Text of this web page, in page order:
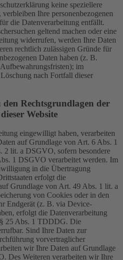
keine speziellere
Ihre personenbezogenen
die Datenverarbeitung entfällt.
geltend machen oder eine
widerrufen, werden Ihre Daten
rechtlich zulässigen Gründe für
Daten haben (z. B.
im
nach Fortfall dieser
den Rechtsgrundlagen der
Website
eingewilligt haben, verarbeiten
auf Grundlage von Art. 6 Abs. 1
lit. a DSGVO, sofern besondere
1 DSGVO verarbeitet werden. Im
in die Übertragung
erfolgt die
Grundlage von Art. 49 Abs. 1 lit. a
von Cookies oder in den
Endgerät (z. B. via Device-
erfolgt die Datenverarbeitung
25 Abs. 1 TDDDG. Die
Sind Ihre Daten zur
vorvertraglicher
wir Ihre Daten auf Grundlage
Des Weiteren verarbeiten wir Ihre